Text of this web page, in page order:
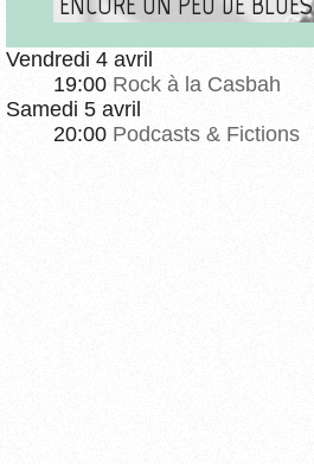
Vendredi 4 avril
19:00 Rock à la Casbah
Samedi 5 avril
20:00 Podcasts & Fictions